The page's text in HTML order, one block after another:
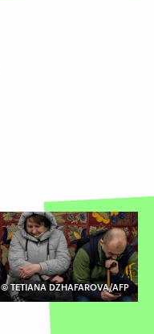
©TETIANA DZHAFAROVA/AFP